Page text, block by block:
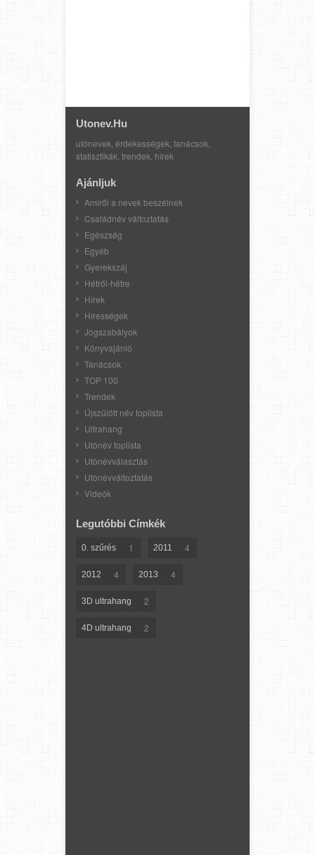
Utonev.hu
utónevek, érdekességek, tanácsok,
statisztikák, trendek, hírek
Ajánljuk
Amiről a nevek beszélnek
Családnév változtatás
Egészség
Egyéb
Gyerekszáj
Hétről-hétre
Hírek
Hírességek
Jogszabályok
Könyvajánló
Tanácsok
TOP 100
Trendek
Újszülött név toplista
Ultrahang
Utónév toplista
Utónévválasztás
Utónévváltoztatás
Videók
Legutóbbi Címkék
0. szűrés 1 2011 4
2012 4 2013 4
3D ultrahang 2
4D ultrahang 2